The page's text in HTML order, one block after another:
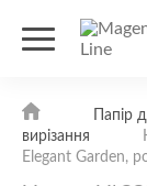
Папір
вирізання
Elegant Garden,